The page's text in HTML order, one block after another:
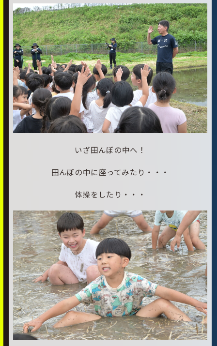
いざ田んぼの中へ！
田んぼの中に座ってみたり・・・
体操をしたり・・・